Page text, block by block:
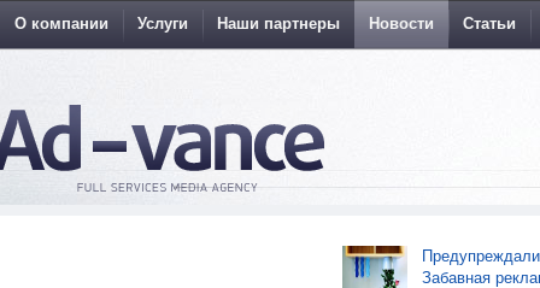
О компании Услуги Наши партнеры Новости Статьи
Забавная